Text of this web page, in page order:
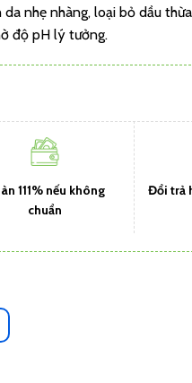
nhẹ nhàng, loại bỏ dầu
độ pH lý tưởng.
111% nếu không
chuẩn
Đổi trả